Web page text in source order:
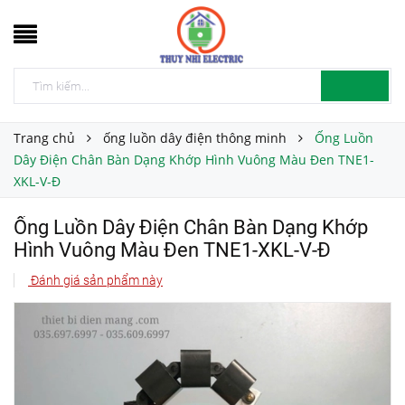
Trang chủ ống luồn dây điện thông minh
Ống Luồn
Dây Điện Chân Bàn Dạng Khớp Hình Vuông Màu Đen TNE1-
XKL-V-Đ
Ống Luồn Dây Điện Chân Bàn Dạng Khớp
Hình Vuông Màu Đen TNE1-XKL-V-Đ
Đánh giá sản phẩm này